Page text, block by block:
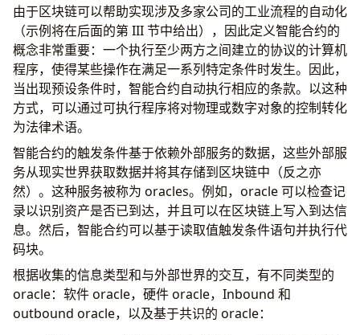
由于区块链可以帮助实现涉及多家公司的工业流程的自动化
（示例将在后面的第 III 节中给出），因此定义智能合约的
概念非常重要：一个执行至少两方之间建立的协议的计算机
程序，使得某些操作在满足一系列特定条件时发生。因此，
当出现预设条件时，智能合约自动执行相应的条款。以这种
方式，可以通过可执行程序将对物理或数字对象的控制转化
为法律术语。
智能合约的触发条件基于依赖外部服务的数据，这些外部服
务从现实世界获取数据并将其存储到区块链中（反之亦
然）。这种服务被称为 oracles。例如，oracle 可以检查记
录以识别资产是否已到达，并且可以在区块链上写入到达信
息。然后，智能合约可以基于读取值触发条件语句并执行代
码块。
根据收集的信息类型和与外部世界的交互，有不同类型的
oracle：软件 oracle，硬件 oracle，Inbound 和
outbound oracle，以及基于共识的 oracle：